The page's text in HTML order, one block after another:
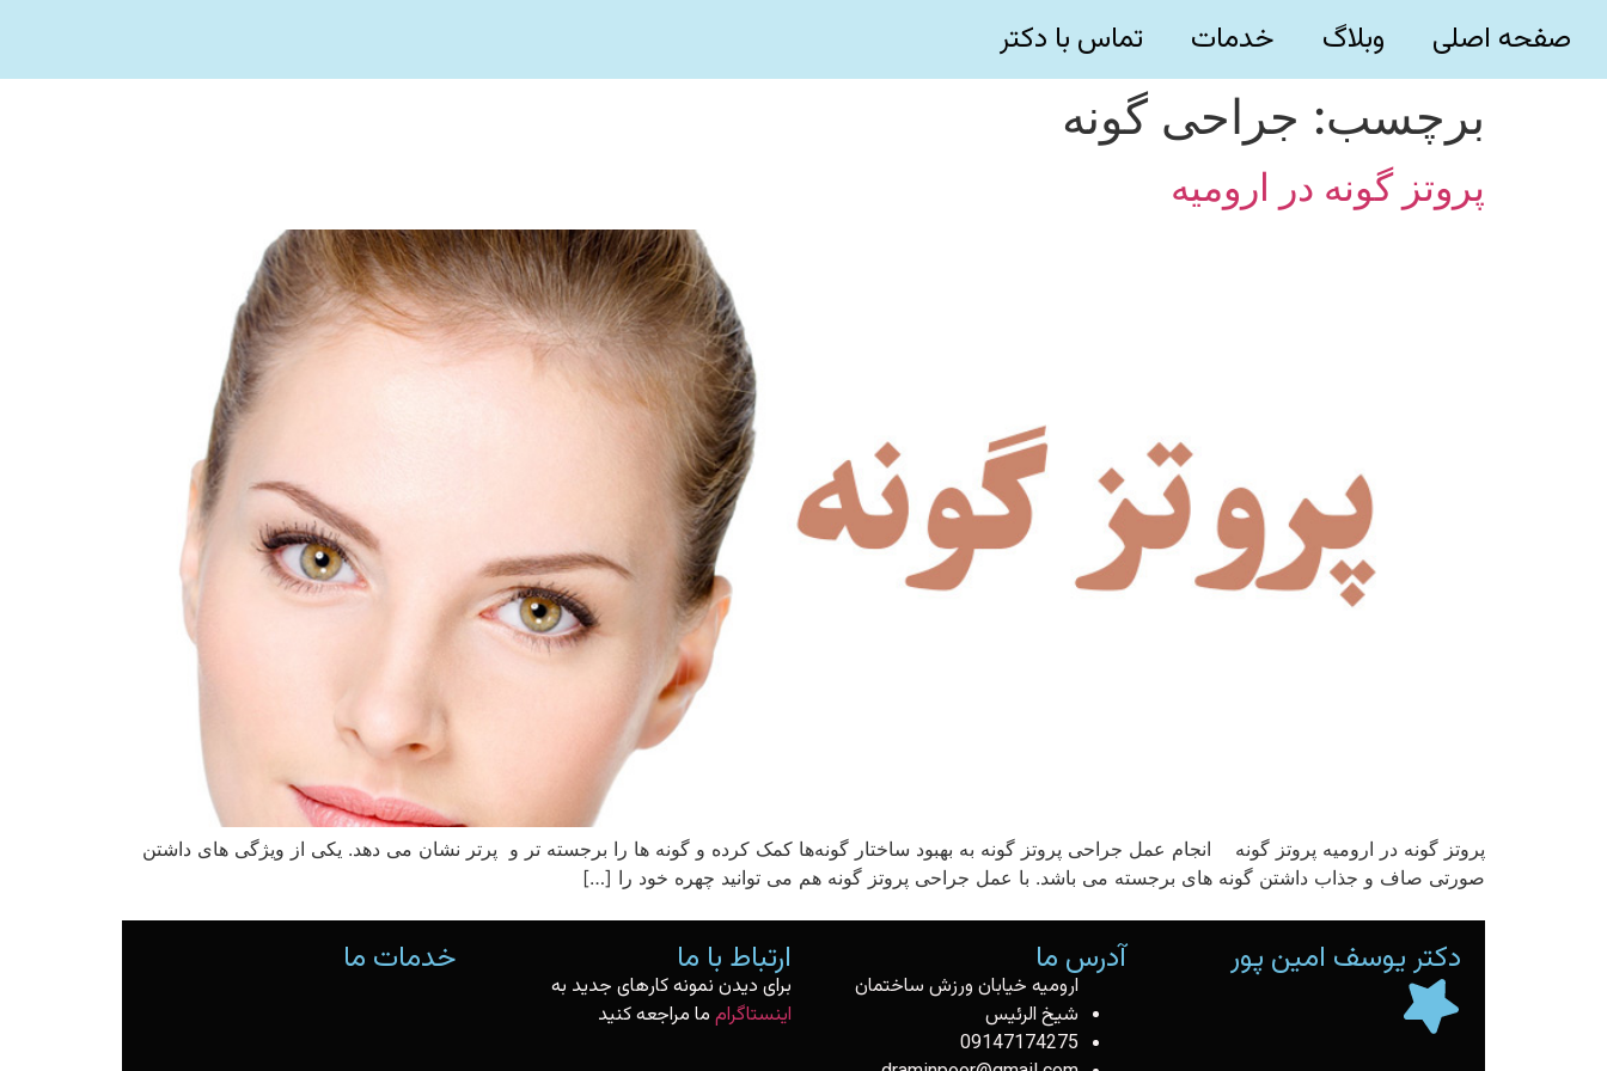
صفحه اصلی وبلاگ خدمات تماس با دکتر
برچسب: جراحی گونه
پروتز گونه در ارومیه
پروتز گونه در ارومیه پروتز گونه انجام عمل جراحی پروتز گونه به بهبود ساختار گونه‌ها کمک کرده و گونه ها را برجسته تر و پرتر نشان می دهد. یکی از ویژگی های داشتن
صورتی صاف و جذاب داشتن گونه های برجسته می باشد. با عمل جراحی پروتز گونه هم می توانید چهره خود را […]
دکتر یوسف امین پور آدرس ما
ارومیه خیابان ورزش ساختمان
شیخ الرئیس
09147174275
ارتباط با ما
برای دیدن نمونه کارهای جدید به
اینستاگرام ما مراجعه کنید
خدمات ما